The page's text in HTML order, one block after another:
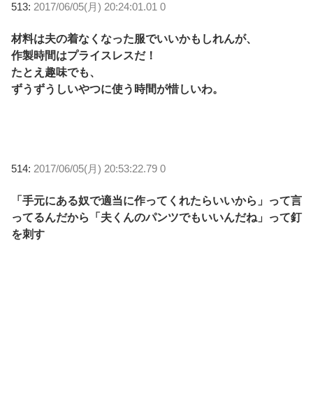
513: 2017/06/05(月) 20:24:01.01 0
材料は夫の着なくなった服でいいかもしれんが、
作製時間はプライスレスだ！
たとえ趣味でも、
ずうずうしいやつに使う時間が惜しいわ。
514: 2017/06/05(月) 20:53:22.79 0
「手元にある奴で適当に作ってくれたらいいから」って言
ってるんだから「夫くんのパンツでもいいんだね」って釘
を刺す